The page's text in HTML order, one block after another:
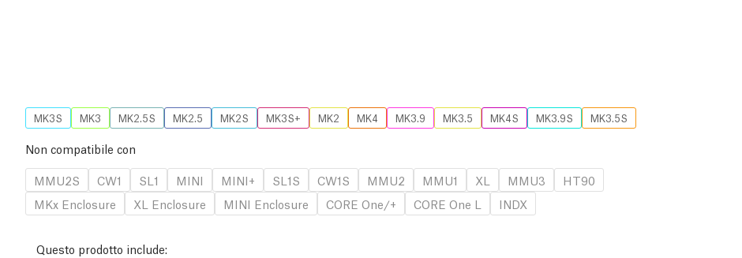
MK3S MK3 MK2.5S MK2.5 MK2S MK3S+ MK2 MK4 MK3.9 MK3.5 MK4S MK3.9S MK3.5S
Non compatibile con
MMU2S
CW1 SL1 MINI MINI+ SL1S CW1S MMU2 MMU1 XL MMU3
HT90
MKx Enclosure
XL Enclosure MINI Enclosure CORE One/+ CORE One L INDX
Questo prodotto include: